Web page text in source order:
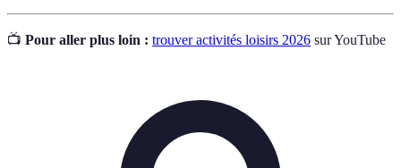
📺 Pour aller plus loin : trouver activités loisirs 2026 sur YouTube